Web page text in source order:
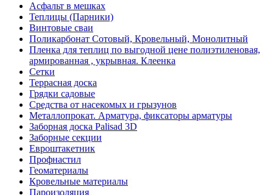
Асфальт в мешках
Теплицы (Парники)
Винтовые сваи
Поликарбонат Сотовый, Кровельный, Монолитный
Пленка для теплиц по выгодной цене полиэтиленовая,
армированная , укрывная. Клеенка
Сетки
Террасная доска
Грядки садовые
Средства от насекомых и грызунов
Металлопрокат. Арматура, фиксаторы арматуры
Заборная доска Palisad 3D
Заборные секции
Евроштакетник
Профнастил
Геоматериалы
Кровельные материалы
Пароизоляция